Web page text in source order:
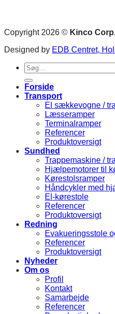
Copyright 2026 © Kinco
Designed by EDB Centret,
Søg
efter:
Forside
Transport
El sækkevogne /
Læsseramper
Terminalramper
Referencer
Produktoversigt
Sundhed
Trappemaskine /
Hjælpemotorer til
Kørestolsramper
Håndcykler med
El-kørestole
Referencer
Produktoversigt
Redning
Evakueringsstole
Referencer
Produktoversigt
Nyheder
Om os
Profil
Kontakt
Samarbejde
Referencer